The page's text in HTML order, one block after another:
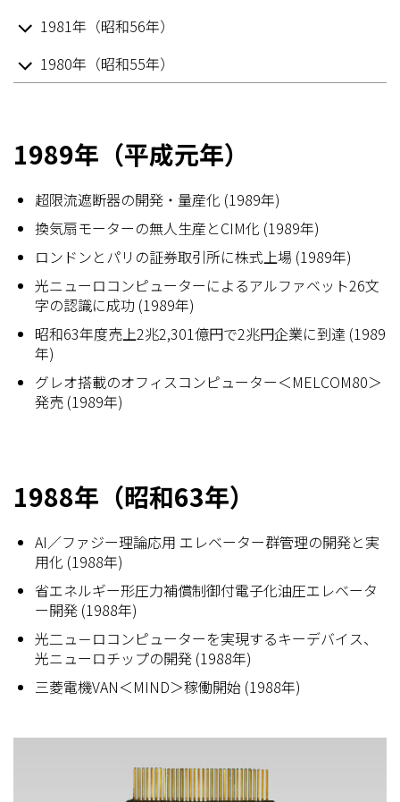
1981年（昭和56年）
1980年（昭和55年）
1989年（平成元年）
超限流遮断器の開発・量産化 (1989年)
換気扇モーターの無人生産とCIM化 (1989年)
ロンドンとパリの証券取引所に株式上場 (1989年)
光ニューロコンピューターによるアルファベット26文
字の認識に成功 (1989年)
昭和63年度売上2兆2,301億円で2兆円企業に到達 (1989
年)
グレオ搭載のオフィスコンピューター＜MELCOM80＞
発売 (1989年)
1988年（昭和63年）
AI／ファジー理論応用 エレベーター群管理の開発と実
用化 (1988年)
省エネルギー形圧力補償制御付電子化油圧エレベータ
ー開発 (1988年)
光二ュ－ロコンピューターを実現するキーデバイス、
光ニューロチップの開発 (1988年)
三菱電機VAN＜MIND＞稼働開始 (1988年)